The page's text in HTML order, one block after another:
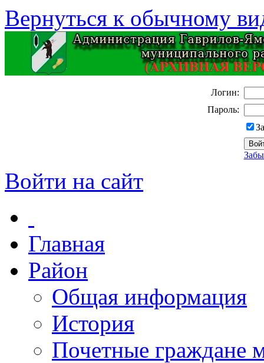
Вернуться к обычному
Логин:
Пароль:
Войти на сайт
Главная
Район
Общая информация
История
Почетные граждане